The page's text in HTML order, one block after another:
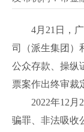
4月21日，广
司（派生集团）
公众存款、操纵
票案作出终审裁
2022年12月
骗罪、非法吸收